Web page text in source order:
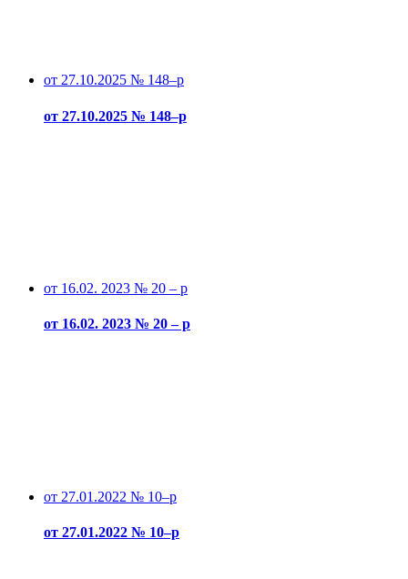
от 27.10.2025 № 148–р
от 27.10.2025 № 148–р
от 16.02. 2023 № 20 – р
от 16.02. 2023 № 20 – р
от 27.01.2022 № 10–р
от 27.01.2022 № 10–р